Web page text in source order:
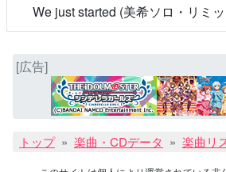
We just started (美希ソロ・リミ
[広告]
トップ 楽曲・CDデータ 楽曲リ